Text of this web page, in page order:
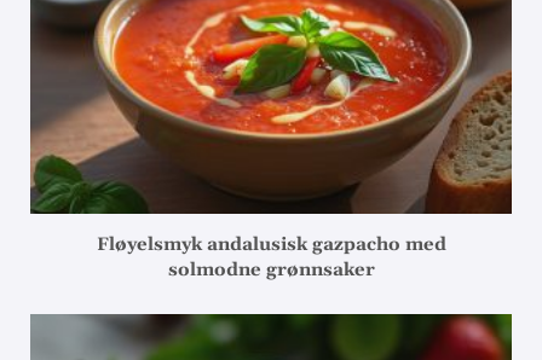
Fløyelsmyk andalusisk gazpacho med
solmodne grønnsaker